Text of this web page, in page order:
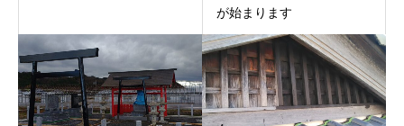
が始まります